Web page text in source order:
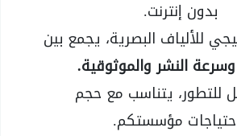
بدون إنترنت.
للألياف البصرية، يجمع بين
وسرعة النشر والموثوقية.
للتطور، يتناسب مع حجم
مؤسستكم.